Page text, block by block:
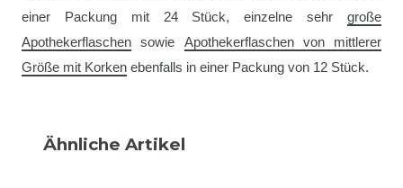
einer Packung mit 24 Stück, einzelne sehr große
Apothekerflaschen sowie Apothekerflaschen von mittlerer
Größe mit Korken ebenfalls in einer Packung von 12 Stück.
Ähnliche Artikel